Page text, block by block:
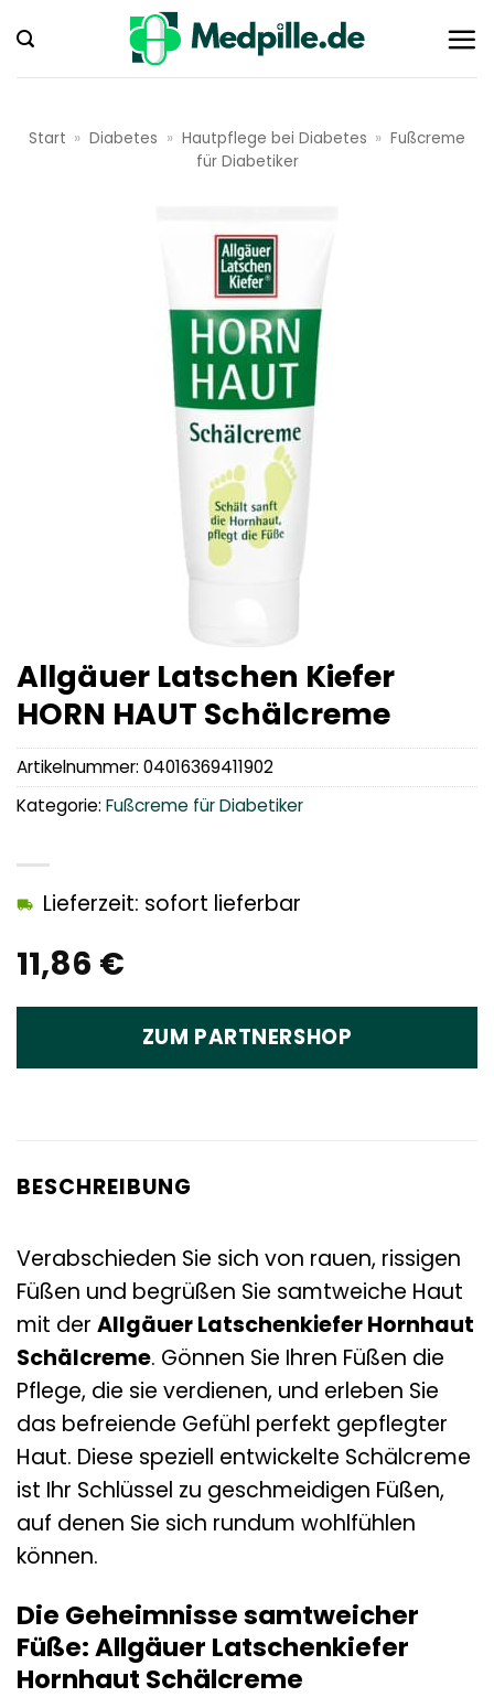
Inhalt
springen
Start » Diabetes » Hautpflege bei Diabetes » Fußcreme
für Diabetiker
Allgäuer Latschen Kiefer
HORN HAUT Schälcreme
11,86 €
Lieferzeit: sofort lieferbar
ZUM PARTNERSHOP
Artikelnummer: 04016369411902
Kategorie: Fußcreme für Diabetiker
BESCHREIBUNG
Verabschieden Sie sich von rauen, rissigen
Füßen und begrüßen Sie samtweiche Haut
mit der Allgäuer Latschenkiefer Hornhaut
Schälcreme. Gönnen Sie Ihren Füßen die
Pflege, die sie verdienen, und erleben Sie
das befreiende Gefühl perfekt gepflegter
Haut. Diese speziell entwickelte Schälcreme
ist Ihr Schlüssel zu geschmeidigen Füßen,
auf denen Sie sich rundum wohlfühlen
können.
Die Geheimnisse samtweicher
Füße: Allgäuer Latschenkiefer
Hornhaut Schälcreme